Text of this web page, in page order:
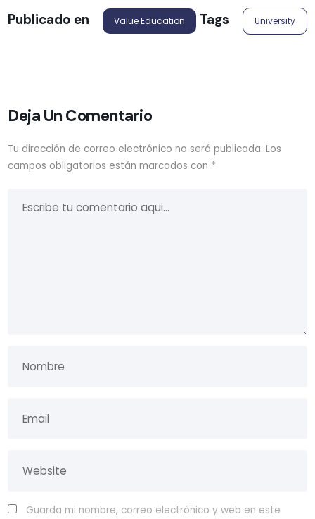
Publicado en Value Education Tags University
Deja Un Comentario
Tu dirección de correo electrónico no será publicada. Los
campos obligatorios están marcados con *
Guarda mi nombre, correo electrónico y web en este